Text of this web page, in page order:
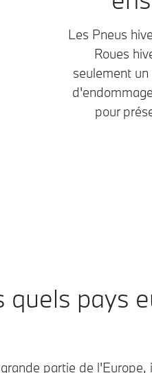
Les Pneus
Roues
seulement
pour
quels pays
partie de